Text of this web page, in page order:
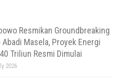
Resmikan Groundbreaking
Abadi Masela, Proyek Energi
Triliun Resmi Dimulai
2026